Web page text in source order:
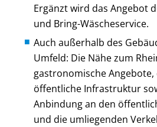
Ergänzt wird das Angebot
und Bring-Wäscheservice.
Auch außerhalb des
Umfeld: Die Nähe zum
gastronomische Angebote,
öffentliche Infrastruktur
Anbindung an den
und die umliegenden